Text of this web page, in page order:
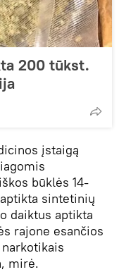
200 tūkst.
įstaigą
būklės 14-
sintetinių
daiktus aptikta
rajone esančios
mirė.